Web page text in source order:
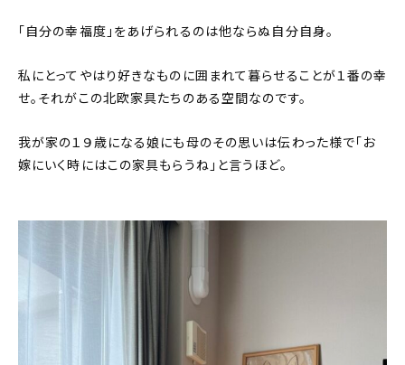
「自分の幸福度」をあげられるのは他ならぬ自分自身。
私にとってやはり好きなものに囲まれて暮らせることが１番の幸
せ。それがこの北欧家具たちのある空間なのです。
我が家の１９歳になる娘にも母のその思いは伝わった様で「お
嫁にいく時にはこの家具もらうね」と言うほど。